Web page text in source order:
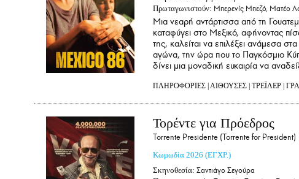
Πρωταγωνιστούν: Μπερενίς Μπεζό, Ματέο
Μια νεαρή αντάρτισσα από τη
καταφύγει στο Μεξικό, αφήνοντας
της, καλείται να επιλέξει ανάμεσα
αγώνα, την ώρα που το Παγκόσμιο
δίνει μια μοναδική ευκαιρία να
ΠΛΗΡΟΦΟΡΙΕΣ ΑΙΘΟΥΣΕΣ ΤΡΕΪΛΕΡ
Τορέντε για Πρόεδρος
Torrente Presidente (Torrente for President)
Κωμωδία 2026 (ΕΓΧΡ.)
Σκηνοθεσία: Σαντιάγο Σεγούρα